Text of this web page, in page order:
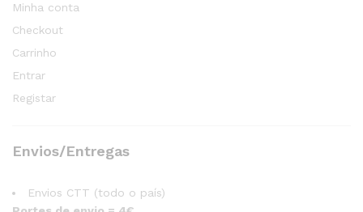
Minha conta
Checkout
Carrinho
Entrar
Registar
Envios/Entregas
Envios CTT (todo o país)